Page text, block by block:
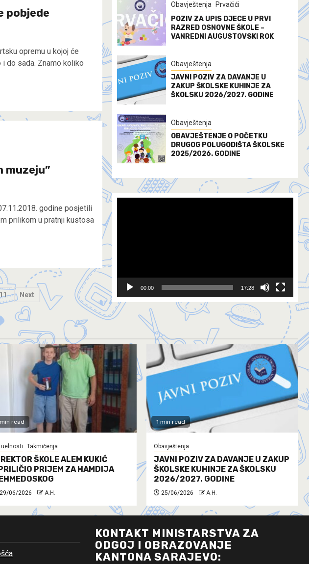
pobjede
opremu u kojoj će
do sada. Znamo koliko
muzeju”
godine posjetili
prilikom u pratnji kustosa
Next
Obavještenja Prvačići
POZIV ZA UPIS DJECE U PRVI
RAZRED OSNOVNE ŠKOLE –
VANREDNI AUGUSTOVSKI ROK
Obavještenja
JAVNI POZIV ZA DAVANJE U
ZAKUP ŠKOLSKE KUHINJE ZA
ŠKOLSKU 2026/2027. GODINE
Obavještenja
OBAVJEŠTENJE O POČETKU
DRUGOG POLUGODIŠTA ŠKOLSKE
2025/2026. GODINE
00:00 17:28
read
Takmičenja
ŠKOLE ALEM KUKIĆ
PRIJEM ZA HAMDIJA
29/06/2026 A.H.
1 min read
Obavještenja
JAVNI POZIV ZA DAVANJE U ZAKUP
ŠKOLSKE KUHINJE ZA ŠKOLSKU
2026/2027. GODINE
25/06/2026 A.H.
KONTAKT MINISTARSTVA ZA
ODGOJ I OBRAZOVANJE
KANTONA SARAJEVO: